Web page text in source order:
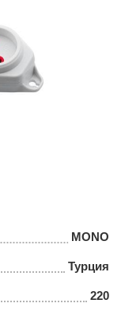
MONO
Турция
220